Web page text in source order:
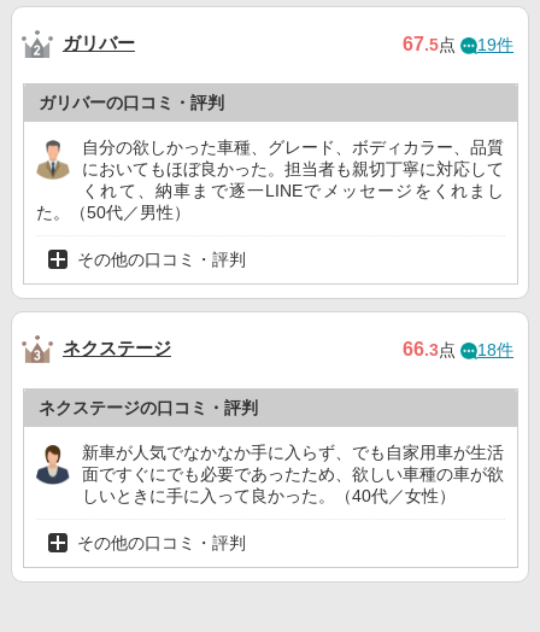
ガリバー 67.5点 19件
ガリバーの口コミ・評判
自分の欲しかった車種、グレード、ボディカラー、品質
においてもほぼ良かった。担当者も親切丁寧に対応して
くれて、納車まで逐一LINEでメッセージをくれまし
た。（50代／男性）
その他の口コミ・評判
ネクステージ 66.3点 18件
ネクステージの口コミ・評判
新車が人気でなかなか手に入らず、でも自家用車が生活
面ですぐにでも必要であったため、欲しい車種の車が欲
しいときに手に入って良かった。（40代／女性）
その他の口コミ・評判